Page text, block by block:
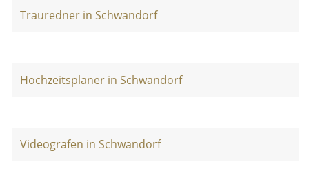
Trauredner in Schwandorf
Hochzeitsplaner in Schwandorf
Videografen in Schwandorf